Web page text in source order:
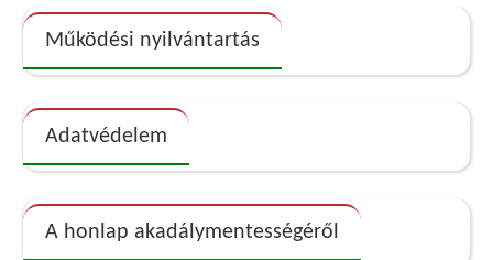
Működési nyilvántartás
Adatvédelem
A honlap akadálymentességéről